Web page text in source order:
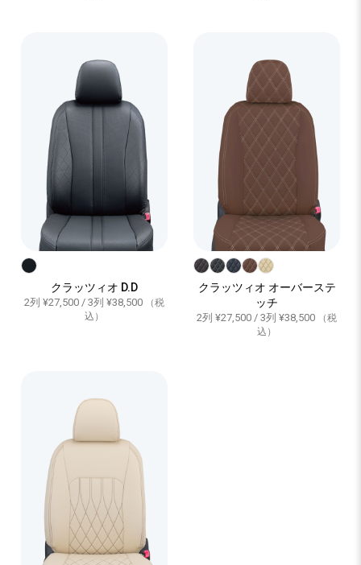
クラッツィオ D.D
2列 ¥27,500 / 3列 ¥38,500
（税
込）
クラッツィオ オーバーステ
ッチ
2列 ¥27,500 / 3列 ¥38,500
（税
込）